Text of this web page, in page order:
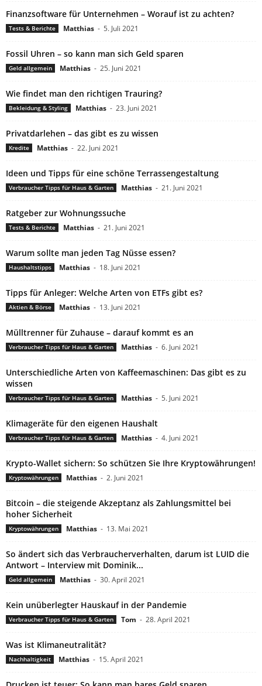
Finanzsoftware für Unternehmen – Worauf ist zu achten?
Tests & Berichte Matthias - 5. Juli 2021
Fossil Uhren – so kann man sich Geld sparen
Geld allgemein Matthias - 25. Juni 2021
Wie findet man den richtigen Trauring?
Bekleidung & Styling Matthias - 23. Juni 2021
Privatdarlehen – das gibt es zu wissen
Kredite Matthias - 22. Juni 2021
Ideen und Tipps für eine schöne Terrassengestaltung
Verbraucher Tipps für Haus & Garten Matthias - 21. Juni 2021
Ratgeber zur Wohnungssuche
Tests & Berichte Matthias - 21. Juni 2021
Warum sollte man jeden Tag Nüsse essen?
Haushaltstipps Matthias - 18. Juni 2021
Tipps für Anleger: Welche Arten von ETFs gibt es?
Aktien & Börse Matthias - 13. Juni 2021
Mülltrenner für Zuhause – darauf kommt es an
Verbraucher Tipps für Haus & Garten Matthias - 6. Juni 2021
Unterschiedliche Arten von Kaffeemaschinen: Das gibt es zu
wissen
Verbraucher Tipps für Haus & Garten Matthias - 5. Juni 2021
Klimageräte für den eigenen Haushalt
Verbraucher Tipps für Haus & Garten Matthias - 4. Juni 2021
Krypto-Wallet sichern: So schützen Sie Ihre Kryptowährungen!
Kryptowährungen Matthias - 2. Juni 2021
Bitcoin – die steigende Akzeptanz als Zahlungsmittel bei
hoher Sicherheit
Kryptowährungen Matthias - 13. Mai 2021
So ändert sich das Verbraucherverhalten, darum ist LUID die
Antwort – Interview mit Dominik...
Geld allgemein Matthias - 30. April 2021
Kein unüberlegter Hauskauf in der Pandemie
Verbraucher Tipps für Haus & Garten Tom - 28. April 2021
Was ist Klimaneutralität?
Nachhaltigkeit Matthias - 15. April 2021